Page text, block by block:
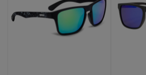
Uvg-
301B
Sunglasses